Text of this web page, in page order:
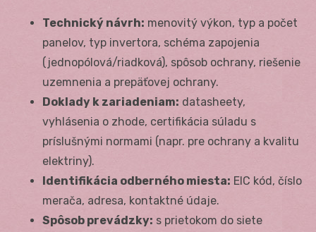
Technický návrh: menovitý výkon, typ a počet
panelov, typ invertora, schéma zapojenia
(jednopólová/riadková), spôsob ochrany, riešenie
uzemnenia a prepäťovej ochrany.
Doklady k zariadeniam: datasheety,
vyhlásenia o zhode, certifikácia súladu s
príslušnými normami (napr. pre ochrany a kvalitu
elektriny).
Identifikácia odberného miesta: EIC kód, číslo
merača, adresa, kontaktné údaje.
Spôsob prevádzky: s prietokom do siete